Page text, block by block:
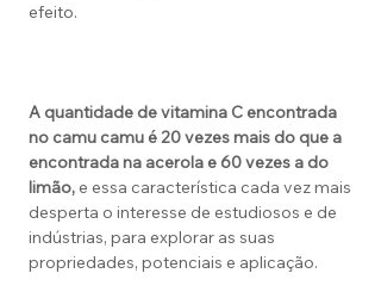
efeito.
A quantidade de vitamina C encontrada
no camu camu é 20 vezes mais do que a
encontrada na acerola e 60 vezes a do
limão, e essa característica cada vez mais
desperta o interesse de estudiosos e de
indústrias, para explorar as suas
propriedades, potenciais e aplicação.